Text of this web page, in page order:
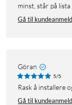
minst, står på
Gå til
Göran
5/5
Rask å
Gå til